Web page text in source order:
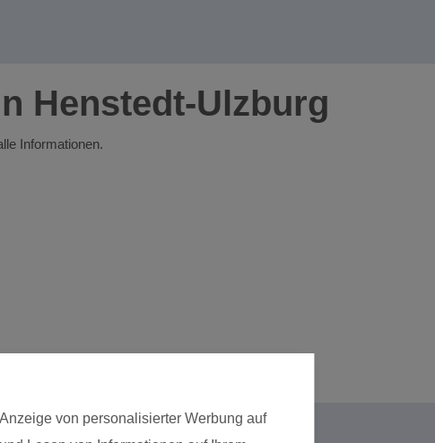
Henstedt-Ulzburg
Informationen.
von personalisierter Werbung auf